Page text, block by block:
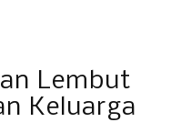
Lembut
Keluarga